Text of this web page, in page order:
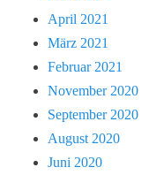
April 2021
März 2021
Februar 2021
November 2020
September 2020
August 2020
Juni 2020